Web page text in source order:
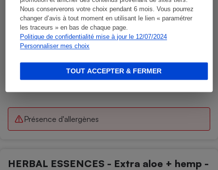
Nous conserverons votre choix pendant 6 mois. Vous pourrez
changer d’avis à tout moment en utilisant le lien « paramétrer
les traceurs » en bas de chaque page.
Politique de confidentialité mise à jour le 12/07/2024
Personnaliser mes choix
TOUT ACCEPTER & FERMER
Présence d'allergènes
HERBAL ESSENCES - Extra aloe + hemp -